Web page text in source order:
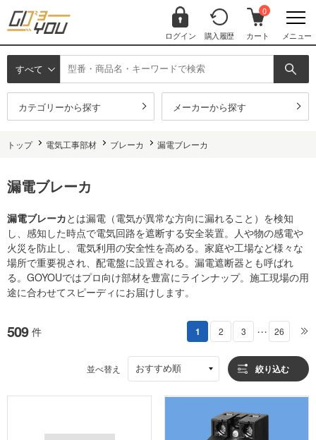
ログイン 購入履歴
0
カート メニュー
すべて
カテゴリーから探す メーカーから探す
トップ 電気工事部材 ブレーカ 漏電ブレーカ
漏電ブレーカ
漏電ブレーカとは漏電（電気が異常な方向に漏れること）を検知
し、感知した時点で電気回路を遮断する安全装置。人や物の感電や
火災を防止し、電気利用の安全性を高める。家庭や工場など様々な
場所で重要視され、配電盤に設置される。漏電遮断器とも呼ばれ
る。GOYOUではプロ向け部材を豊富にラインナップ。施工現場の用
途に合わせてスピーディにお届けします。
509 件 1 2 3 ・・・ 26
並べ替え おすすめ順 絞り込む